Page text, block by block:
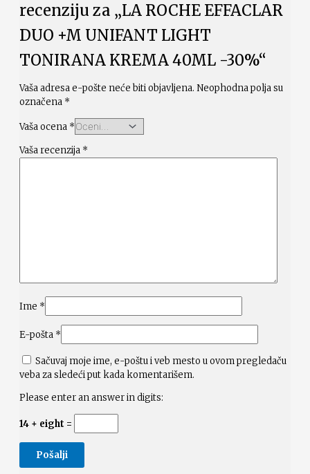
recenziju za „LA ROCHE EFFACLAR
DUO +M UNIFANT LIGHT
TONIRANA KREMA 40ML -30%“
Vaša adresa e-pošte neće biti objavljena. Neophodna polja su
označena *
Vaša ocena *
Vaša recenzija *
Ime *
E-pošta *
Sačuvaj moje ime, e-poštu i veb mesto u ovom pregledaču
veba za sledeći put kada komentarišem.
Please enter an answer in digits:
14 + eight =